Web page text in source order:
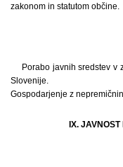
zakonom in statutom občine.
Porabo javnih sredstev v
Slovenije.
Gospodarjenje z
IX.